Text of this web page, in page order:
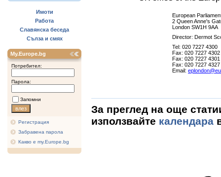
Имоти
Работа
Славянска беседа
Сълза и смях
My.Europe.bg
Потребител:
Парола:
Запомни
Регистрация
Забравена парола
Какво е my.Europe.bg
European
2 Queen Anne's
London SW1H 9AA
Director: Dermot
Tel: 020 7227 4300
Fax: 020 7227 4302
Fax: 020 7227
Fax: 020 7227
Email:
За преглед на още
използвайте календара